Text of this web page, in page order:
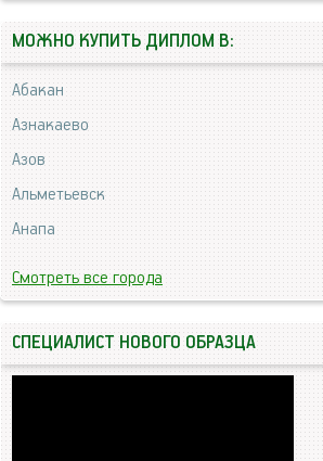
МОЖНО КУПИТЬ ДИПЛОМ В:
Абакан
Азнакаево
Азов
Альметьевск
Анапа
Смотреть все города
СПЕЦИАЛИСТ НОВОГО ОБРАЗЦА